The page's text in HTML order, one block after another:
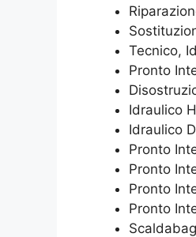
Tecnico,
Pronto
Idraulico
Idraulico
Pronto
Pronto
Pronto
Pronto